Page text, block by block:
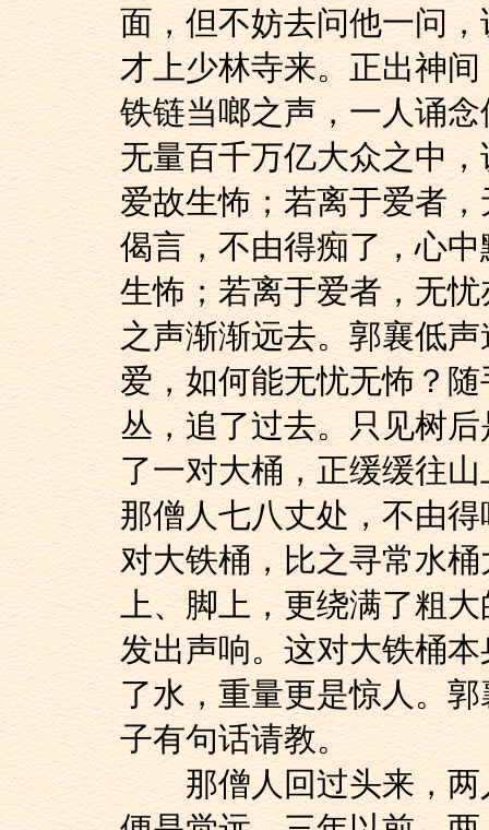
面，但不妨去问他一问
才上少林寺来。正出神
铁链当啷之声，一人诵
无量百千万亿大众之中
爱故生怖；若离于爱者
偈言，不由得痴了，心
生怖；若离于爱者，无
之声渐渐远去。郭襄低
爱，如何能无忧无怖？
丛，追了过去。只见树
了一对大桶，正缓缓往
那僧人七八丈处，不由
对大铁桶，比之寻常水
上、脚上，更绕满了粗
发出声响。这对大铁桶
了水，重量更是惊人。
子有句话请教。
那僧人回过头来，两